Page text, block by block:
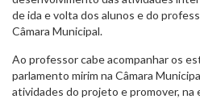
de ida e volta dos alunos e do
Câmara Municipal.
Ao professor cabe acompanhar os
parlamento mirim na Câmara
atividades do projeto e promover, na